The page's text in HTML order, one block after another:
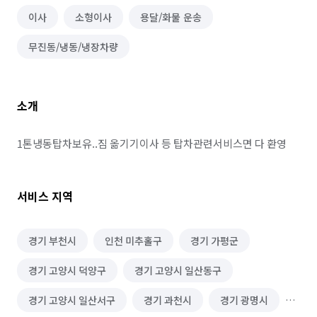
이사 소형이사 용달/화물 운송
무진동/냉동/냉장차량
소개
1톤냉동탑차보유..짐 옮기기이사 등 탑차관련서비스면 다 환영
서비스 지역
경기 부천시 인천 미추홀구 경기 가평군
경기 고양시 덕양구 경기 고양시 일산동구
경기 고양시 일산서구 경기 과천시 경기 광명시